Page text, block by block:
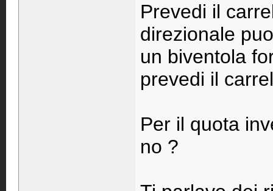
Prevedi il
direzionale
un biventola
prevedi il
Per il quota
no ?